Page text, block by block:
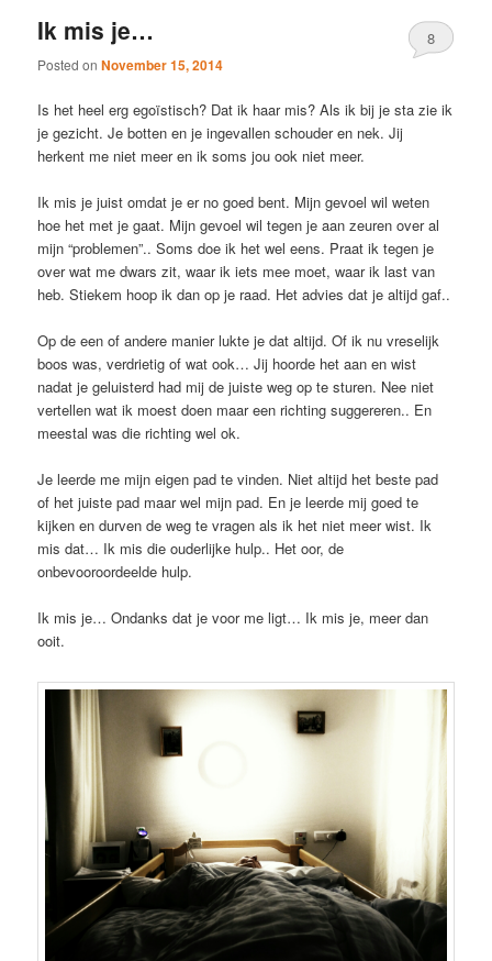
Ik mis je…
Posted onNovember 15, 2014
8
Is het heel erg egoïstisch? Dat ik haar mis? Als ik bij je sta zie ik
je gezicht. Je botten en je ingevallen schouder en nek. Jij
herkent me niet meer en ik soms jou ook niet meer.
Ik mis je juist omdat je er no goed bent. Mijn gevoel wil weten
hoe het met je gaat. Mijn gevoel wil tegen je aan zeuren over al
mijn “problemen”.. Soms doe ik het wel eens. Praat ik tegen je
over wat me dwars zit, waar ik iets mee moet, waar ik last van
heb. Stiekem hoop ik dan op je raad. Het advies dat je altijd gaf..
Op de een of andere manier lukte je dat altijd. Of ik nu vreselijk
boos was, verdrietig of wat ook… Jij hoorde het aan en wist
nadat je geluisterd had mij de juiste weg op te sturen. Nee niet
vertellen wat ik moest doen maar een richting suggereren.. En
meestal was die richting wel ok.
Je leerde me mijn eigen pad te vinden. Niet altijd het beste pad
of het juiste pad maar wel mijn pad. En je leerde mij goed te
kijken en durven de weg te vragen als ik het niet meer wist. Ik
mis dat… Ik mis die ouderlijke hulp.. Het oor, de
onbevooroordeelde hulp.
Ik mis je… Ondanks dat je voor me ligt… Ik mis je, meer dan
ooit.